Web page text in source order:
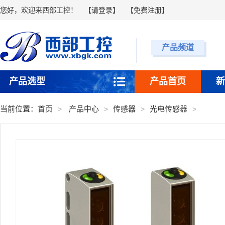
您好，欢迎来西部工控！ 【请登录】 【免费注册】
产品频道
产品选型 产品首页
当前位置： 首页 产品中心 传感器 光电传感器